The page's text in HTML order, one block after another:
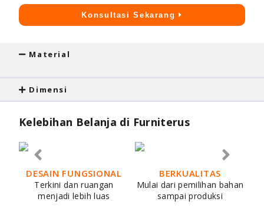
Konsultasi Sekarang
Material
Dimensi
Kelebihan Belanja di Furniterus
DESAIN FUNGSIONAL
Terkini dan ruangan
menjadi lebih luas
BERKUALITAS
Mulai dari pemilihan bahan
sampai produksi